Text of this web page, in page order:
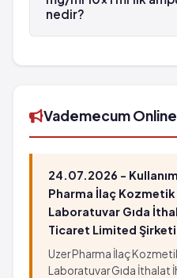
nedir?
ml'lik ampul'in barkod
Vademecum
24.07.2026 -
Pharma İlaç Kozmetik
Laboratuvar Gıda
Ticaret Limited
Uzer Pharma İlaç
Laboratuvar Gıda İthalat